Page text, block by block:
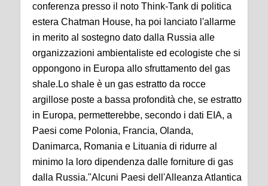
conferenza presso il noto Think-Tank di politica
estera Chatman House, ha poi lanciato l'allarme
in merito al sostegno dato dalla Russia alle
organizzazioni ambientaliste ed ecologiste che si
oppongono in Europa allo sfruttamento del gas
shale.Lo shale è un gas estratto da rocce
argillose poste a bassa profondità che, se estratto
in Europa, permetterebbe, secondo i dati EIA, a
Paesi come Polonia, Francia, Olanda,
Danimarca, Romania e Lituania di ridurre al
minimo la loro dipendenza dalle forniture di gas
dalla Russia."Alcuni Paesi dell'Alleanza Atlantica